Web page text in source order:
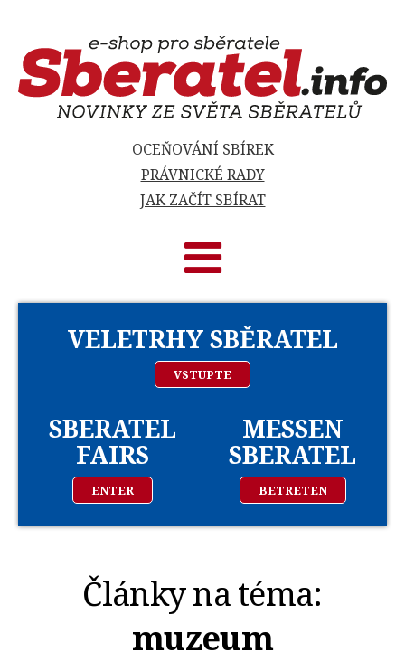
OCEŇOVÁNÍ SBÍREK
PRÁVNICKÉ RADY
JAK ZAČÍT SBÍRAT
VELETRHY SBĚRATEL
VSTUPTE
SBERATEL
FAIRS
ENTER
MESSEN
SBERATEL
BETRETEN
Články na téma:
muzeum